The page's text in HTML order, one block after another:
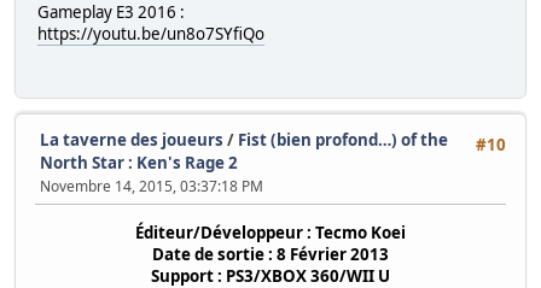
Gameplay E3 2016 :
https://youtu.be/un8o7SYfiQo
#10
La taverne des joueurs / Fist (bien profond…) of the
North Star : Ken's Rage 2
Novembre 14, 2015, 03:37:18 PM
Éditeur/Développeur : Tecmo Koei
Date de sortie : 8 Février 2013
Support : PS3/XBOX 360/WII U